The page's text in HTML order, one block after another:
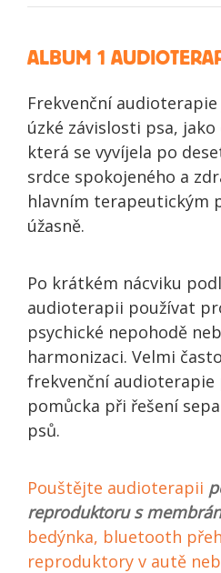
ALBUM 1
Frekvenční audioterapie
úzké závislosti psa,
která se vyvíjela po
srdce spokojeného a
hlavním terapeutickým
úžasně.
Po krátkém nácviku
audioterapii používat
psychické nepohodě
harmonizaci. Velmi
frekvenční audioterapie
pomůcka při řešení
psů.
Pouštějte audioterapii
reproduktoru s
bedýnka, bluetooth
reproduktory v autě